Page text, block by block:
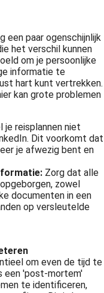
een paar ogenschijnlijk
het verschil kunnen
om je persoonlijke
informatie te
hart kunt vertrekken.
kan grote problemen
je reisplannen niet
Dit voorkomt dat
je afwezig bent en
Zorg dat alle
zowel
documenten in een
op versleutelde
om even de tijd te
een 'post-mortem'
te identificeren,